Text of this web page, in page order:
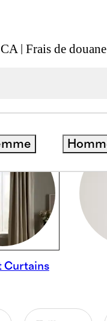
| Frais de
Curtains